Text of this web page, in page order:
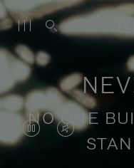
NO ONE
O
O